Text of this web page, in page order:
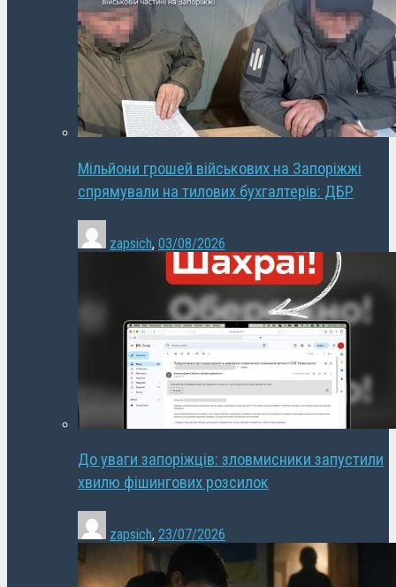
Мільйони грошей військових на Запоріжжі
спрямували на тилових бухгалтерів: ДБР
zapsich, 03/08/2026
До уваги запоріжців: зловмисники запустили
хвилю фішингових розсилок
zapsich, 23/07/2026